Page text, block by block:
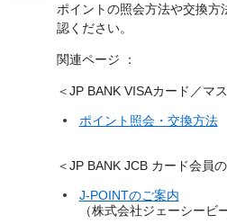
ポイントの照会方法や交換
認ください。
関連ページ ：
＜JP BANK VISAカード／マ
ポイント照会・交換方法
＜JP BANK JCB カード会員
J-POINTのご案内
（株式会社ジェーシービ